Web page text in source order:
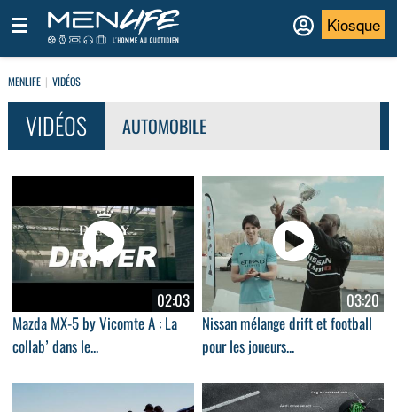
Kiosque
MENLIFE VIDÉOS
VIDÉOS AUTOMOBILE
02:03
Mazda MX-5 by Vicomte A : La
collab’ dans le...
03:20
Nissan mélange drift et football
pour les joueurs...